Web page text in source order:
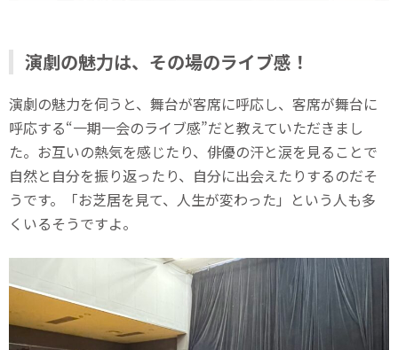
演劇の魅力は、その場のライブ感！
演劇の魅力を伺うと、舞台が客席に呼応し、客席が舞台に
呼応する“一期一会のライブ感”だと教えていただきまし
た。お互いの熱気を感じたり、俳優の汗と涙を見ることで
自然と自分を振り返ったり、自分に出会えたりするのだそ
うです。「お芝居を見て、人生が変わった」という人も多
くいるそうですよ。